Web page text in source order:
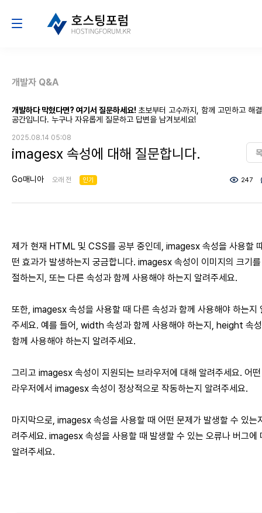
개발자 Q&A
개발하다 막혔다면? 여기서 질문하세요! 초보부터 고수까지, 함께 고민하고 해
공간입니다. 누구나 자유롭게 질문하고 답변을 남겨보세요!
2025.08.14 05:08
imagesx 속성에 대해 질문합니다.
Go매니아 오래 전 인기 247
제가 현재 HTML 및 CSS를 공부 중인데, imagesx 속성을 사용할
떤 효과가 발생하는지 궁금합니다. imagesx 속성이 이미지의 크기
절하는지, 또는 다른 속성과 함께 사용해야 하는지 알려주세요.
또한, imagesx 속성을 사용할 때 다른 속성과 함께 사용해야 하는지
주세요. 예를 들어, width 속성과 함께 사용해야 하는지, height 속
함께 사용해야 하는지 알려주세요.
그리고 imagesx 속성이 지원되는 브라우저에 대해 알려주세요. 어
라우저에서 imagesx 속성이 정상적으로 작동하는지 알려주세요.
마지막으로, imagesx 속성을 사용할 때 어떤 문제가 발생할 수 있는
려주세요. imagesx 속성을 사용할 때 발생할 수 있는 오류나 버그에
알려주세요.